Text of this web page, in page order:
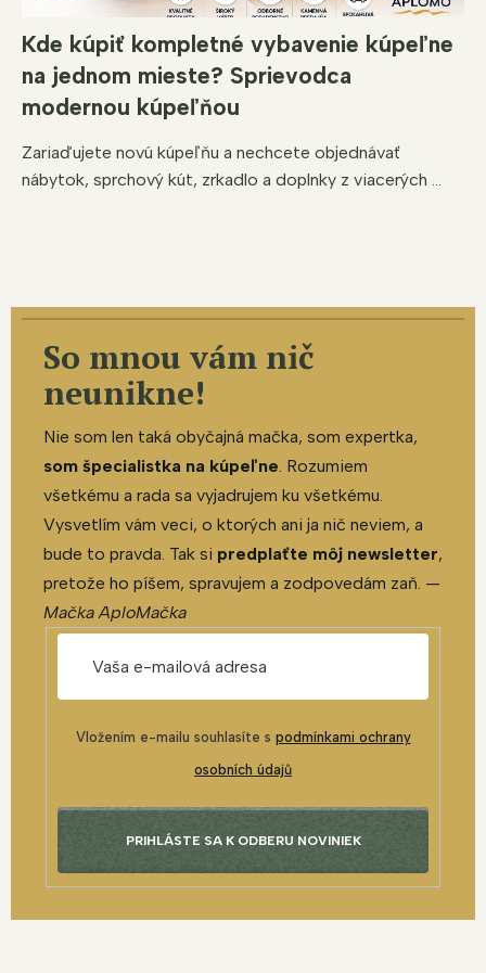
Kde kúpiť kompletné vybavenie kúpeľne
na jednom mieste? Sprievodca
modernou kúpeľňou
Zariaďujete novú kúpeľňu a nechcete objednávať
nábytok, sprchový kút, zrkadlo a doplnky z viacerých ...
So mnou vám nič
neunikne!
Nie som len taká obyčajná mačka, som expertka,
som špecialistka na kúpeľne . Rozumiem
všetkému a rada sa vyjadrujem ku všetkému.
Vysvetlím vám veci, o ktorých ani ja nič neviem, a
bude to pravda. Tak si predplaťte môj newsletter,
pretože ho píšem, spravujem a zodpovedám zaň. —
Mačka AploMačka
Vložením e-mailu souhlasíte s podmínkami ochrany
osobních údajů
PRIHLÁSTE SA K ODBERU NOVINIEK